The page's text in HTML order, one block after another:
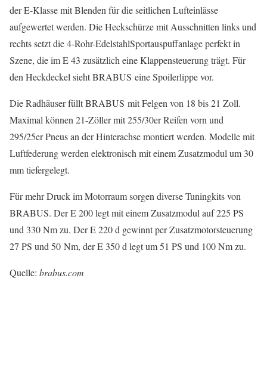
der E-Klasse mit Blenden für die seitlichen Lufteinlässe
aufgewertet werden. Die Heckschürze mit Ausschnitten links und
rechts setzt die 4-Rohr-EdelstahlSportauspuffanlage perfekt in
Szene, die im E 43 zusätzlich eine Klappensteuerung trägt. Für
den Heckdeckel sieht BRABUS eine Spoilerlippe vor.
Die Radhäuser füllt BRABUS mit Felgen von 18 bis 21 Zoll.
Maximal können 21-Zöller mit 255/30er Reifen vorn und
295/25er Pneus an der Hinterachse montiert werden. Modelle mit
Luftfederung werden elektronisch mit einem Zusatzmodul um 30
mm tiefergelegt.
Für mehr Druck im Motorraum sorgen diverse Tuningkits von
BRABUS. Der E 200 legt mit einem Zusatzmodul auf 225 PS
und 330 Nm zu. Der E 220 d gewinnt per Zusatzmotorsteuerung
27 PS und 50 Nm, der E 350 d legt um 51 PS und 100 Nm zu.
Quelle: brabus.com